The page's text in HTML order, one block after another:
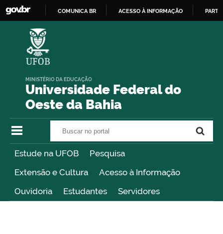
COMUNICA BR ACESSO À INFORMAÇÃO
Universidade Federal do
Oeste da Bahia
MINISTÉRIO DA EDUCAÇÃO
Estude na UFOB
Pesquisa
Extensão e Cultura
Acesso à Informação
Ouvidoria
Estudantes Servidores